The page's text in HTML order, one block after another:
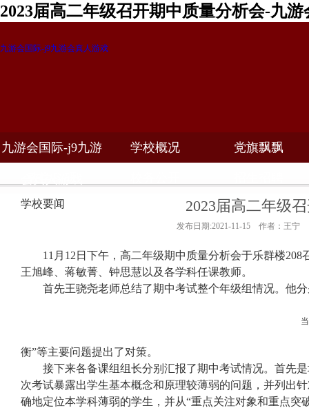
2023届高二年级召开期中质量分析会-九游
九游会国际-j9九游会真人游戏
九游会国际-j9九游 学校概况 党旗飘飘
学校要闻 2023届高二年级
发布日期:2021-11-15 作者：王宁
11 月 12 日下午，高二年级期中质量分析会于乐群楼208
王旭峰、蒋敏菁、钟思慧以及各学科任课教师。
首先王骁尧老师总结了期中考试整个年级组情况。他
衡”等主要问题提出了对策。
接下来各备课组组长分别汇报了期中考试情况。首
次考试暴露出学生基本概念和原理较薄弱的问题，并列出
确地定位本学科薄弱的学生，并从“重点关注对象和重点